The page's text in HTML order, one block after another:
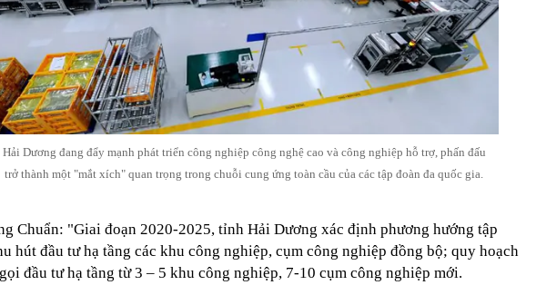
Hải Dương đang đẩy mạnh phát triển công nghiệp công nghệ cao và công nghiệp hỗ trợ, phấn đấu
trở thành một "mắt xích" quan trọng trong chuỗi cung ứng toàn cầu của các tập đoàn đa quốc gia.
Chuẩn: "Giai đoạn 2020-2025, tỉnh Hải Dương xác định phương hướng tập
hút đầu tư hạ tầng các khu công nghiệp, cụm công nghiệp đồng bộ; quy hoạch
đầu tư hạ tầng từ 3 – 5 khu công nghiệp, 7-10 cụm công nghiệp mới.